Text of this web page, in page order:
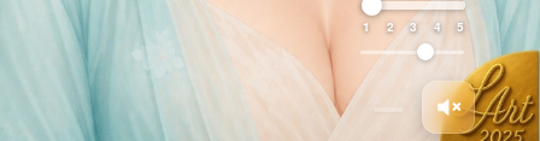
1 2 3 4 5